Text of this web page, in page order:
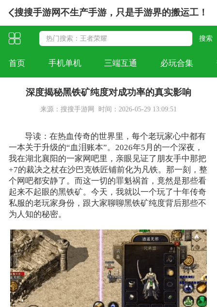
搜搜手游网不生产手游，只是手游界的搬运工！
首页 手机单机 三端互通 必玩合集
深度揭秘黑铁矿纯度对成功率的真实影响
来源：搜搜手游网 时间：2026-05-29 13:09:51
导读：在热血传奇的世界里，每个老玩家心中都有
一本关于升级的“血泪账本”。2026年5月的一个深夜，
我在湖北襄阳的一家网吧里，亲眼见证了朋友手中那把
+7的裁决之杖在沙巴克铁匠铺前化为凡铁。那一刻，整
个网吧都安静了。而这一切的罪魁祸首，竟然是那些看
起来不起眼的黑铁矿。今天，我就以一个玩了十年传奇
私服的老玩家身份，跟大家聊聊黑铁矿纯度背后那些不
为人知的秘密。